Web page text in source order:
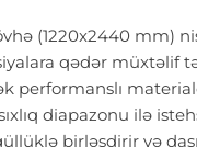
(1220x2440 mm)
qədər müxtəlif
performanslı
diapazonu ilə
birləşdirir və